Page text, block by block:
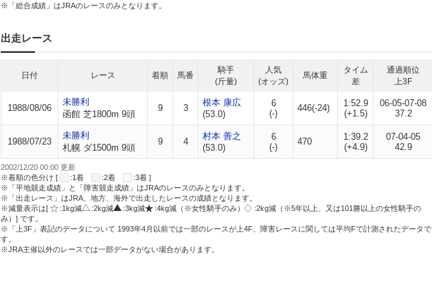
※「総合成績」はJRAのレースのみとなります。
出走レース
日付 レース 着順 馬番
騎手
(斤量)
人気
(オッズ)
馬体重
タイム
差
通過順位
上3F
1988/08/06
未勝利
函館 芝1800m 9頭
9 3
根本 康広
(53.0)
6
(-)
446(-24)
1:52.9
(+1.5)
06-05-07-08
37.2
1988/07/23
未勝利
札幌 ダ1500m 9頭
9 4
村本 善之
(53.0)
6
(-)
470
1:39.2
(+4.9)
07-04-05
42.9
2002/12/20 00:00 更新
※着順の色分け [
:1着 :2着
:3着 ]
※「平地競走成績」と「障害競走成績」はJRAのレースのみとなります。
※「出走レース」はJRA、地方、海外で出走したレースの成績となります。
※減量表示は[
:1kg減 :2kg減 :3kg減 :4kg減（※女性騎手のみ）
:2kg減（※5年以上、又は101勝以上の女性騎手の
み）] です。
※「上3F」表記のデータについて 1993年4月以前では一部のレースが上4F、障害レースに関しては平均Fで計測されたデータで
す。
※JRA主催以外のレースでは一部データがない場合があります。